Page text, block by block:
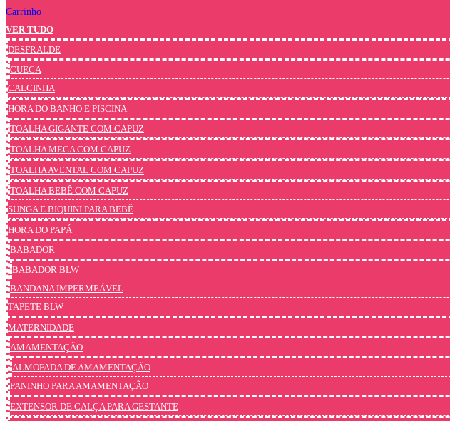
Carrinho
VER TUDO
DESFRALDE
CUECA
CALCINHA
HORA DO BANHO E PISCINA
TOALHA GIGANTE COM CAPUZ
TOALHA MEGA COM CAPUZ
TOALHA AVENTAL COM CAPUZ
TOALHA BEBÊ COM CAPUZ
SUNGA E BIQUINI PARA BEBÊ
HORA DO PAPÁ
BABADOR
BABADOR BLW
BANDANA IMPERMEÁVEL
TAPETE BLW
MATERNIDADE
AMAMENTAÇÃO
ALMOFADA DE AMAMENTAÇÃO
PANINHO PARA AMAMENTAÇÃO
EXTENSOR DE CALÇA PARA GESTANTE